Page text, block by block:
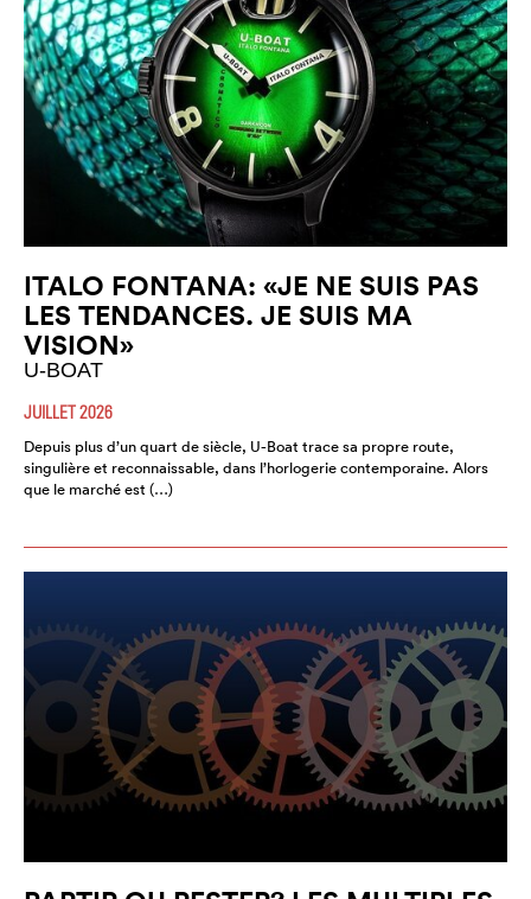
ITALO FONTANA: «JE NE SUIS PAS
LES TENDANCES. JE SUIS MA
VISION»
U-BOAT
JUILLET 2026
Depuis plus d’un quart de siècle, U-Boat trace sa propre route,
singulière et reconnaissable, dans l’horlogerie contemporaine. Alors
que le marché est (…)